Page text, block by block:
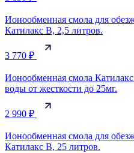
Ионообменная смола для
Катилакс В, 2,5 литров.
3 770 ₽
Ионообменная смола
воды от жесткости до 25мг.
2 990 ₽
Ионообменная смола для
Катилакс В, 25 литров.